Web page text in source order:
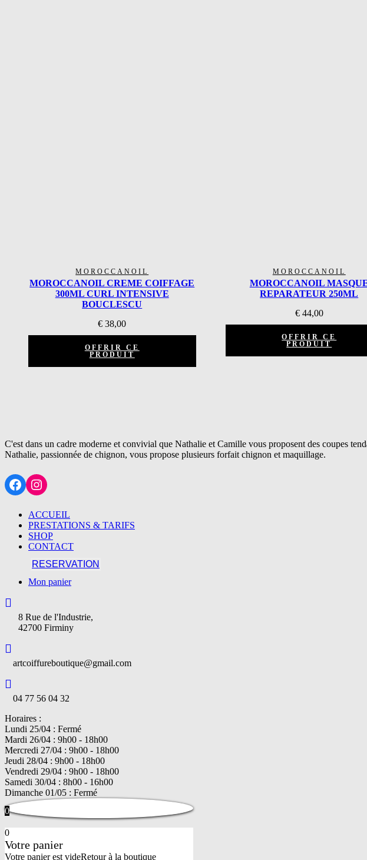
MOROCCANOIL
MOROCCANOIL CREME COIFFAGE
300ML CURL INTENSIVE
BOUCLESCU
€ 38,00
OFFRIR CE
PRODUIT
MOROCCANOIL
MOROCCANOIL
REPARATEUR 250ML
€44,00
OFFRIR CE
PRODUIT
C'est dans un cadre moderne et convivial que Nathalie et Camille vous proposent des coupes
Nathalie, passionnée de chignon, vous propose plusieurs forfait chignon et maquillage.
FacebookInstagram
ACCUEIL
PRESTATIONS & TARIFS
SHOP
CONTACT
RESERVATION
Mon panier
8 Rue de l'Industrie,
42700 Firminy
artcoiffureboutique@gmail.com
04 77 56 04 32
Horaires :
Lundi 25/04 : Fermé
Mardi 26/04 : 9h00 - 18h00
Mercredi 27/04 : 9h00 - 18h00
Jeudi 28/04 : 9h00 - 18h00
Vendredi 29/04 : 9h00 - 18h00
Samedi 30/04 : 8h00 - 16h00
Dimanche 01/05 : Fermé
0
0
Votre panier
Votre panier est videRetour à la boutique